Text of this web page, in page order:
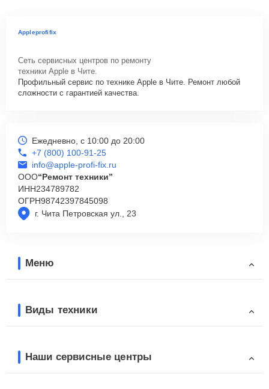
Appleprofifix
Сеть сервисных центров по ремонту
техники Apple в Чите.
Профильный сервис по технике Apple в Чите. Ремонт любой
сложности с гарантией качества.
г. Чита Петровская ул., 23
Ежедневно, с 10:00 до 20:00
+7 (800) 100-91-25
info@apple-profi-fix.ru
ООО“Ремонт техники”
ИНН234789782
ОГРН98742397845098
Меню
Виды техники
Наши сервисные центры